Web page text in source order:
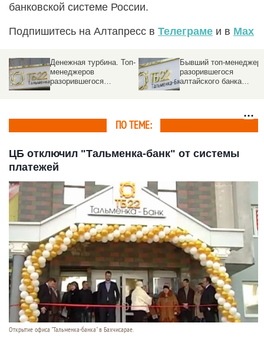
банковской системе России.
Подпишитесь на Алтапресс в Телеграме и в Max
Денежная турбина. Топ-
менеджеров
разорившегося
Бывший топ-менеджер
разорившегося
алтайского банка
ПО ТЕМЕ:
ЦБ отключил "Тальменка-банк" от системы
платежей
Открытие офиса "Тальменка-банка" в Бахчисарае.